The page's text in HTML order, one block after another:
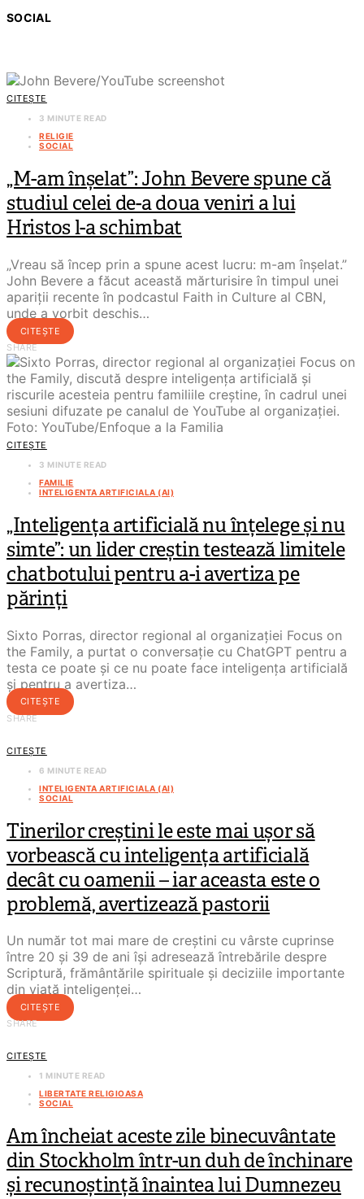
SOCIAL
CITEȘTE
3 MINUTE READ
RELIGIE
SOCIAL
„M-am înșelat”: John Bevere spune că
studiul celei de-a doua veniri a lui
Hristos l-a schimbat
„Vreau să încep prin a spune acest lucru: m-am înșelat.”
John Bevere a făcut această mărturisire în timpul unei
apariții recente în podcastul Faith in Culture al CBN,
unde a vorbit deschis…
CITEȘTE
SHARE
CITEȘTE
3 MINUTE READ
FAMILIE
INTELIGENTA ARTIFICIALA (AI)
„Inteligența artificială nu înțelege și nu
simte”: un lider creștin testează limitele
chatbotului pentru a-i avertiza pe
părinți
Sixto Porras, director regional al organizației Focus on
the Family, a purtat o conversație cu ChatGPT pentru a
testa ce poate și ce nu poate face inteligența artificială
și pentru a avertiza…
CITEȘTE
SHARE
CITEȘTE
6 MINUTE READ
INTELIGENTA ARTIFICIALA (AI)
SOCIAL
Tinerilor creștini le este mai ușor să
vorbească cu inteligența artificială
decât cu oamenii – iar aceasta este o
problemă, avertizează pastorii
Un număr tot mai mare de creștini cu vârste cuprinse
între 20 și 39 de ani își adresează întrebările despre
Scriptură, frământările spirituale și deciziile importante
din viață inteligenței…
CITEȘTE
SHARE
CITEȘTE
1 MINUTE READ
LIBERTATE RELIGIOASA
SOCIAL
Am încheiat aceste zile binecuvântate
din Stockholm într-un duh de închinare
și recunoștință înaintea lui Dumnezeu